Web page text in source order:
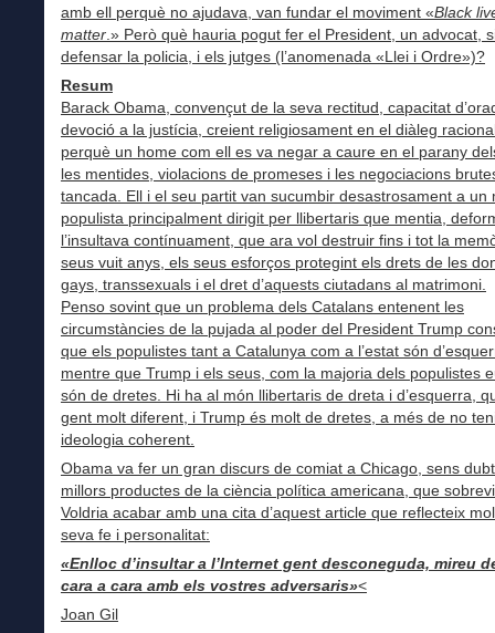
amb ell perquè no ajudava, van fundar el moviment «Black
matter .» Però què hauria pogut fer el President, un advocat,
defensar la policia, i els jutges (l’anomenada «Llei i Ordre»)?
Resum
Barack Obama, convençut de la seva rectitud, capacitat
devoció a la justícia, creient religiosament en el diàleg
perquè un home com ell es va negar a caure en el parany
les mentides, violacions de promeses i les negociacions
tancada. Ell i el seu partit van sucumbir desastrosament a un
populista principalment dirigit per llibertaris que mentia,
l’insultava contínuament, que ara vol destruir fins i tot la
seus vuit anys, els seus esforços protegint els drets de les
gays, transsexuals i el dret d’aquests ciutadans al matrimoni.
Penso sovint que un problema dels Catalans entenent les
circumstàncies de la pujada al poder del President Trump
que els populistes tant a Catalunya com a l’estat són
mentre que Trump i els seus, com la majoria dels populistes
són de dretes. Hi ha al món llibertaris de dreta i d’esquerra,
gent molt diferent, i Trump és molt de dretes, a més de no
ideologia coherent.
Obama va fer un gran discurs de comiat a Chicago, sens
millors productes de la ciència política americana, que
Voldria acabar amb una cita d’aquest article que reflecteix
seva fe i personalitat:
«Enlloc d’insultar a l’Internet gent desconeguda, mireu
cara a cara amb els vostres adversaris»<
Joan Gil